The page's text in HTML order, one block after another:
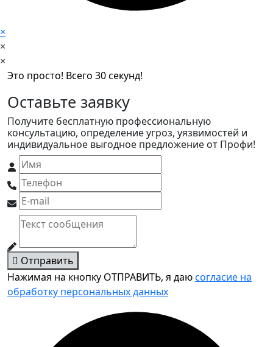
×
×
×
Это просто! Всего 30 секунд!
Оставьте заявку
Получите бесплатную профессиональную
консультацию, определение угроз, уязвимостей и
индивидуальное выгодное предложение от Профи!
Отправить
Нажимая на кнопку ОТПРАВИТЬ, я даюсогласие на
обработку персональных данных